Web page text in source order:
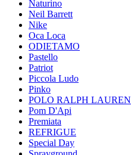
Naturino
Neil Barrett
Nike
Oca Loca
ODIETAMO
Pastello
Patriot
Piccola Ludo
Pinko
POLO RALPH LAUREN
Pom D'Api
Premiata
REFRIGUE
Special Day